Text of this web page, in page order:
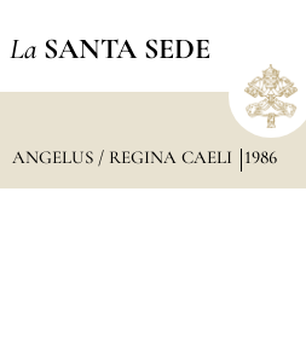
La SANTA SEDE
ANGELUS / REGINA CAELI 1986